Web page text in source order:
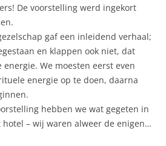
De voorstelling werd ingekort
gaf een inleidend verhaal;
en klappen ook niet, dat
We moesten eerst even
energie op te doen, daarna
hebben we wat gegeten in
– wij waren alweer de enigen…